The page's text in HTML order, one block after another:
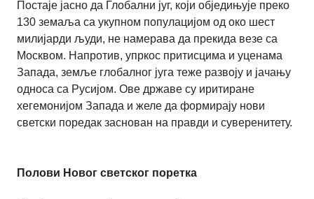
Постаје јасно да Глобални југ, који обједињује преко
130 земаља са укупном популацијом од око шест
милијарди људи, не намерава да прекида везе са
Москвом. Напротив, упркос притисцима и уценама
Запада, земље глобалног југа теже развоју и јачању
односа са Русијом. Ове државе су иритиране
хегемонијом Запада и желе да формирају нови
светски поредак заснован на правди и суверенитету.
Полови Новог светског поретка